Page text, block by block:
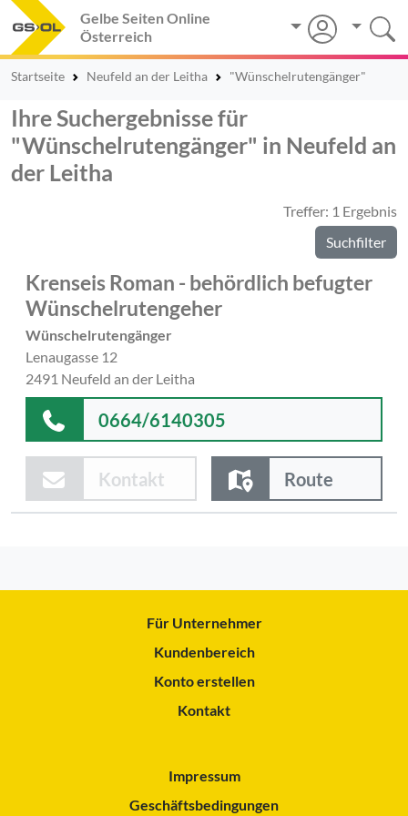
Gelbe Seiten Online
Österreich
Startseite Neufeld an der Leitha "Wünschelrutengänger"
Ihre Suchergebnisse für
"Wünschelrutengänger" in Neufeld an
der Leitha
Treffer: 1 Ergebnis
Suchfilter
Krenseis Roman - behördlich befugter
Wünschelrutengeher
Wünschelrutengänger
Lenaugasse 12
2491 Neufeld an der Leitha
0664/6140305
Kontakt Route
Für Unternehmer
Kundenbereich
Konto erstellen
Kontakt
Impressum
Geschäftsbedingungen